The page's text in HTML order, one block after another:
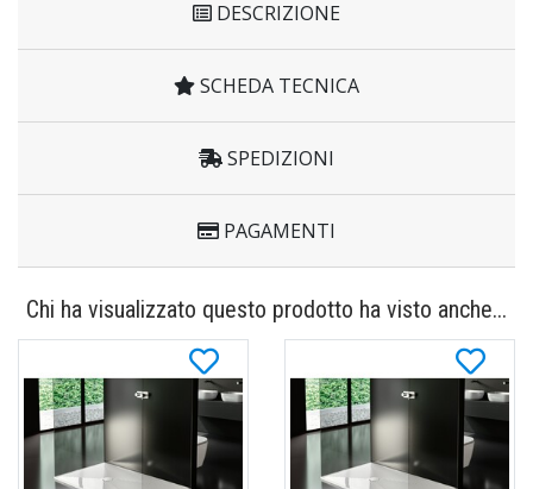
DESCRIZIONE
SCHEDA TECNICA
SPEDIZIONI
PAGAMENTI
Chi ha visualizzato questo prodotto ha visto anche...